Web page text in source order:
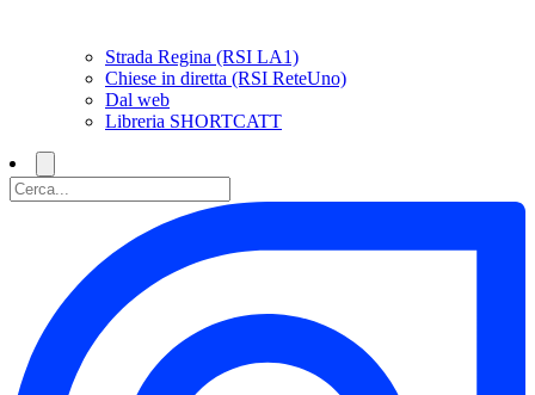
Strada Regina (RSI LA1)
Chiese in diretta (RSI ReteUno)
Dal web
Libreria SHORTCATT